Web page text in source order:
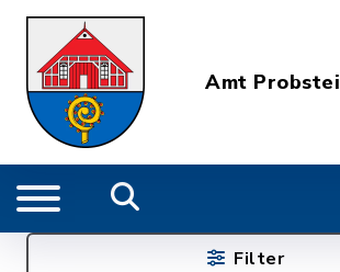
Amt Probstei
Filter